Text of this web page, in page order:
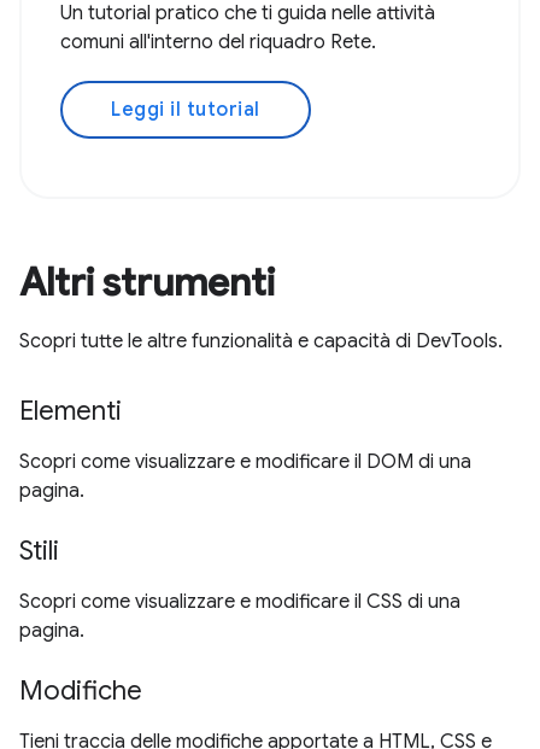
Un tutorial pratico che ti guida nelle attività
comuni all'interno del riquadro Rete.
Leggi il tutorial
Altri strumenti
Scopri tutte le altre funzionalità e capacità di DevTools.
Elementi
Scopri come visualizzare e modificare il DOM di una
pagina.
Stili
Scopri come visualizzare e modificare il CSS di una
pagina.
Modifiche
Tieni traccia delle modifiche apportate a HTML, CSS e